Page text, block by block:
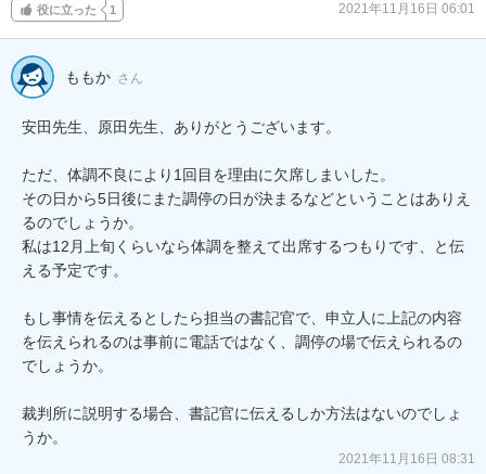
役に立った 1 2021年11月16日 06:01
ももか さん
安田先生、原田先生、ありがとうございます。
ただ、体調不良により1回目を理由に欠席しまいした。
その日から5日後にまた調停の日が決まるなどということはありえ
るのでしょうか。
私は12月上旬くらいなら体調を整えて出席するつもりです、と伝
える予定です。
もし事情を伝えるとしたら担当の書記官で、申立人に上記の内容
を伝えられるのは事前に電話ではなく、調停の場で伝えられるの
でしょうか。
裁判所に説明する場合、書記官に伝えるしか方法はないのでしょ
うか。
2021年11月16日 08:31